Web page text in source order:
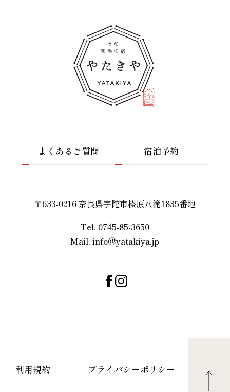
よくあるご質問 宿泊予約
〒633-0216 奈良県宇陀市榛原八滝1835番地
Tel. 0745-85-3650
Mail. info@yatakiya.jp
利用規約 プライバシーポリシー